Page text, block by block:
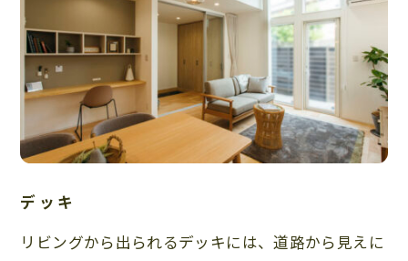
デッキ
リビングから出られるデッキには、道路から見えに